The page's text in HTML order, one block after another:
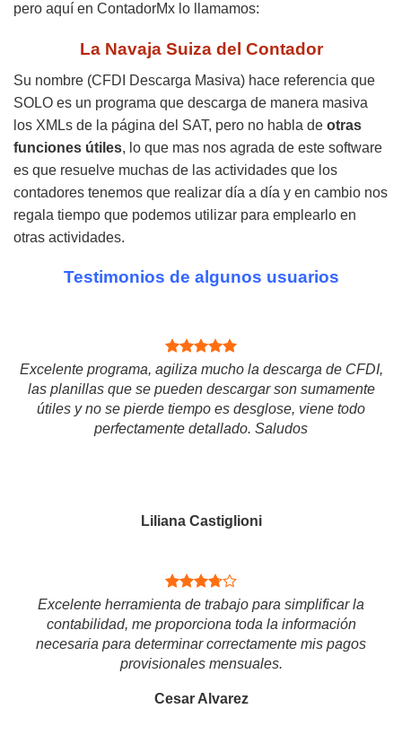
pero aquí en ContadorMx lo llamamos:
La Navaja Suiza del Contador
Su nombre (CFDI Descarga Masiva) hace referencia que
SOLO es un programa que descarga de manera masiva
los XMLs de la página del SAT, pero no habla de otras
funciones útiles, lo que mas nos agrada de este software
es que resuelve muchas de las actividades que los
contadores tenemos que realizar día a día y en cambio nos
regala tiempo que podemos utilizar para emplearlo en
otras actividades.
Testimonios de algunos usuarios
Excelente programa, agiliza mucho la descarga de CFDI,
las planillas que se pueden descargar son sumamente
útiles y no se pierde tiempo es desglose, viene todo
perfectamente detallado. Saludos
Liliana Castiglioni
Excelente herramienta de trabajo para simplificar la
contabilidad, me proporciona toda la información
necesaria para determinar correctamente mis pagos
provisionales mensuales.
Cesar Alvarez